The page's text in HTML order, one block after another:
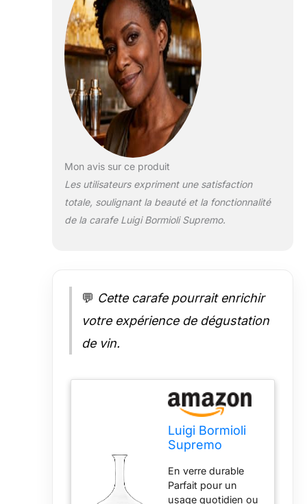
Mon avis sur ce produit
Les utilisateurs expriment une satisfaction
totale, soulignant la beauté et la fonctionnalité
de la carafe Luigi Bormioli Supremo.
💬 Cette carafe pourrait enrichir
votre expérience de dégustation
de vin.
Luigi Bormioli
Supremo
décanter pour
vin rouge
En verre durable
Parfait pour un
usage quotidien ou